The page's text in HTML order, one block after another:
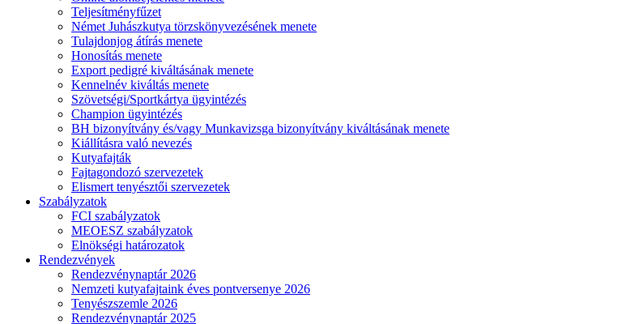
Teljesítményfűzet
Német Juhászkutya törzskönyvezésének menete
Tulajdonjog átírás menete
Honosítás menete
Export pedigré kiváltásának menete
Kennelnév kiváltás menete
Szövetségi/Sportkártya ügyintézés
Champion ügyintézés
BH bizonyítvány és/vagy Munkavizsga bizonyítvány kiváltásának menete
Kiállításra való nevezés
Kutyafajták
Fajtagondozó szervezetek
Elismert tenyésztői szervezetek
Szabályzatok
FCI szabályzatok
MEOESZ szabályzatok
Elnökségi határozatok
Rendezvények
Rendezvénynaptár 2026
Nemzeti kutyafajtaink éves pontversenye 2026
Tenyészszemle 2026
Rendezvénynaptár 2025